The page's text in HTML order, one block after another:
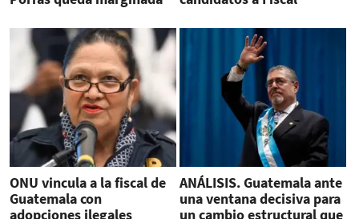
ONU vincula a la fiscal de
Guatemala con
adopciones ilegales
ANÁLISIS. Guatemala ante
una ventana decisiva para
un cambio estructural que